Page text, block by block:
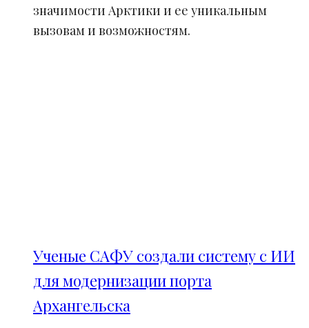
значимости Арктики и ее уникальным
вызовам и возможностям.
Ученые САФУ создали систему с ИИ
для модернизации порта
Архангельска